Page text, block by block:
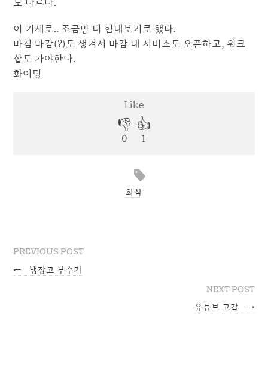
이 기세로.. 조금만 더 힘내보기로 했다.
마침 마감(?)도 생겨서 마감 내 서비스도 오픈하고, 워크
샵도 가야한다.
화이팅
회식
PREVIOUS POST
← 냉장고 부수기
NEXT POST
유튜브 고갈 →